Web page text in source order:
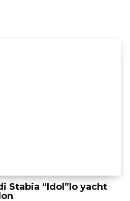
Stabia “Idol”lo yacht